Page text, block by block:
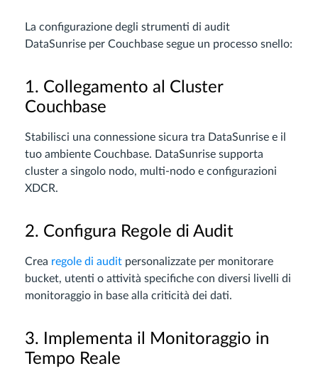
La configurazione degli strumenti di audit
DataSunrise per Couchbase segue un processo snello:
1. Collegamento al Cluster
Couchbase
Stabilisci una connessione sicura tra DataSunrise e il
tuo ambiente Couchbase. DataSunrise supporta
cluster a singolo nodo, multi-nodo e configurazioni
XDCR.
2. Configura Regole di Audit
Crea regole di audit personalizzate per monitorare
bucket, utenti o attività specifiche con diversi livelli di
monitoraggio in base alla criticità dei dati.
3. Implementa il Monitoraggio in
Tempo Reale